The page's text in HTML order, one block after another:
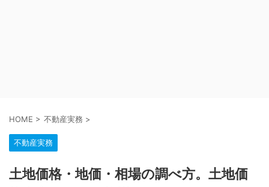
HOME > 不動産実務 >
不動産実務
土地価格・地価・相場の調べ方。土地価